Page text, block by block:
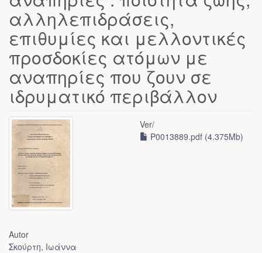
αλληλεπιδράσεις,
επιθυμίες και μελλοντικές
προσδοκίες ατόμων με
αναπηρίες που ζουν σε
ιδρυματικό περιβάλλον
Ver/
P0013889.pdf (4.375Mb)
Autor
Σκούρτη, Ιωάννα